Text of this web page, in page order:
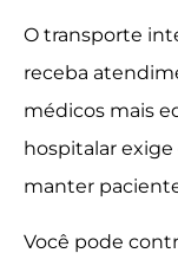
O transporte
receba
médicos mais
hospitalar
manter
Você pode